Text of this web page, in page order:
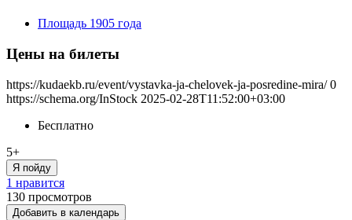
Площадь 1905 года
Цены на билеты
https://kudaekb.ru/event/vystavka-ja-chelovek-ja-posredine-mira/ 0
https://schema.org/InStock 2025-02-28T11:52:00+03:00
Бесплатно
5+
Я пойду
1 нравится
130 просмотров
Добавить в календарь